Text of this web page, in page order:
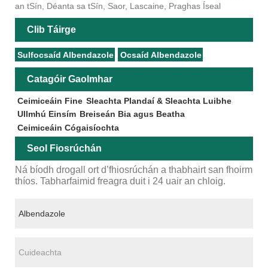
an tSín, Déanta sa tSín, Saor, Lascaine, Praghas Íseal
Clib Táirge
Sulfocsaíd Albendazole Ocsaíd Albendazole
Catagóir Gaolmhar
Ceimiceáin Fine Sleachta Plandaí & Sleachta Luibhe
Ullmhú Einsím Breiseán Bia agus Beatha
Ceimiceáin Cógaisíochta
Seol Fiosrúchán
Ná bíodh drogall ort d’fhiosrúchán a thabhairt san fhoirm
thíos. Tabharfaimid freagra duit i 24 uair an chloig.